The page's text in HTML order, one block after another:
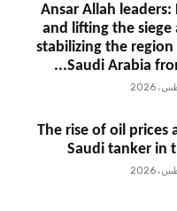
Ansar Allah
and lifting the
stabilizing the
Saudi Arabia
The rise of oil prices
Saudi tanker in